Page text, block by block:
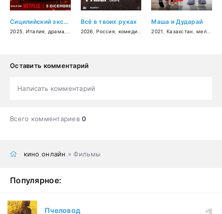
Сицилийский экспресс
2025 Италия драма комедия
Всё в твоих руках
2026 ,Россия комедия мелодрама
Маша и Дударай
2021 Казахстан ,мелодрама
Оставить комментарий
Написать комментарий
Всего комментариев0
кино онлайн » Фильмы
Популярное:
Пчеловод